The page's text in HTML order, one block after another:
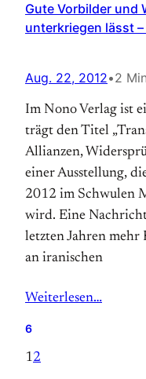
Gute Vorbilder und
unterkriegen lässt
Aug. 22, 2012•2
Im Nono Verlag ist
trägt den Titel
Allianzen,
einer Ausstellung,
2012 im Schwulen
wird. Eine
letzten Jahren mehr
an iranischen
Weiterlesen…
6
12